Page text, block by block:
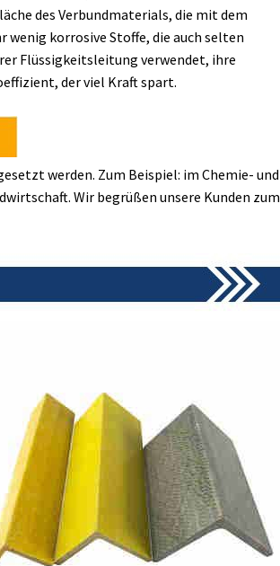
des Verbundmaterials, die mit dem
korrosive Stoffe, die auch selten
Flüssigkeitsleitung verwendet, ihre
der viel Kraft spart.
werden. Zum Beispiel: im Chemie- und
Wir begrüßen unsere Kunden zum